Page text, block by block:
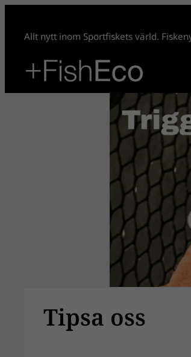
Allt nytt inom Sportfiskets värld.
Tipsa oss